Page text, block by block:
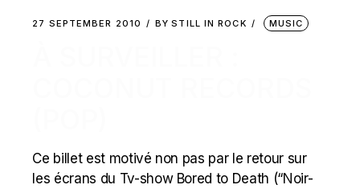
27 SEPTEMBER 2010 BY STILL IN ROCK MUSIC
Ce billet est motivé non pas par le retour sur
les écrans du Tv-show Bored to Death (“Noir-